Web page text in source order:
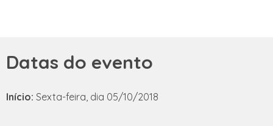
Datas do evento
Início: Sexta-feira, dia 05/10/2018